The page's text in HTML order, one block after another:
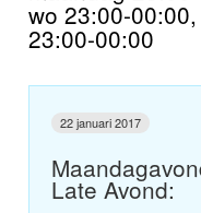
Nieuws
Video
Webcam
wo 23:00-
23:00-00:00
22 januari 2017
Late Avond: